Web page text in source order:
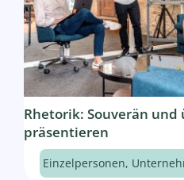
Rhetorik: Souverän und
präsentieren
Einzelpersonen,